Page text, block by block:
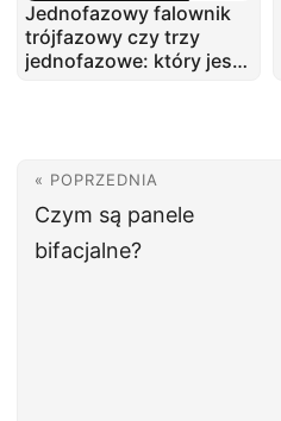
Jednofazowy falownik
trójfazowy czy trzy
jednofazowe: który jest
« POPRZEDNIA
Czym są panele
bifacjalne?